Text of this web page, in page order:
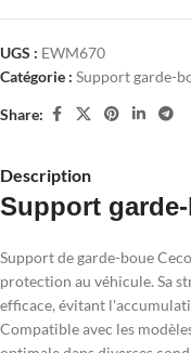
UGS : EWM670
Catégorie : Support garde-
Share:
Description
Support
Support de garde-boue
protection au véhicule. Sa
efficace, évitant
Compatible avec les